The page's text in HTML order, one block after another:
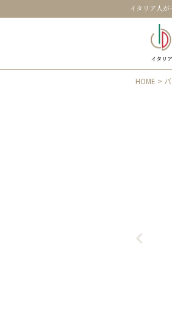
イタリア人
イタリ
HOME >